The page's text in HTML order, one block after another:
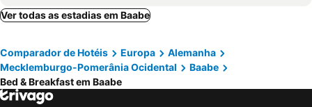
Wolgast, bed and breakfasts
Trassenheide, bed and breakfasts
Göhren, bed and breakfasts
Middelhagen, bed and breakfasts
Putbus, bed and breakfasts
Hiddensee, bed and breakfasts
Ver todas as estadias em Baabe
Comparador de Hotéis Europa
Alemanha
Mecklemburgo-Pomerânia Ocidental
Baabe
Bed & Breakfast em Baabe